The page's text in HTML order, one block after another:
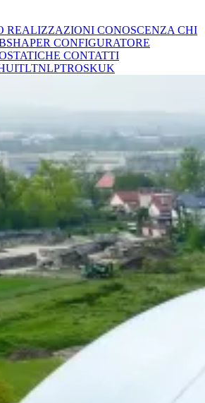
REALIZZAZIONI CONOSCENZA CHI
CONFIGURATORE
CONTATTI
ITLTNLPTROSKUK